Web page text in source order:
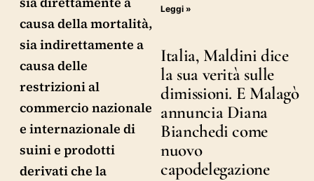
causa della mortalità,
sia indirettamente a
causa delle
restrizioni al
commercio nazionale
e internazionale di
suini e prodotti
derivati che la
Leggi »
Italia, Maldini dice
la sua verità sulle
dimissioni. E Malagò
annuncia Diana
Bianchedi come
nuovo
capodelegazione